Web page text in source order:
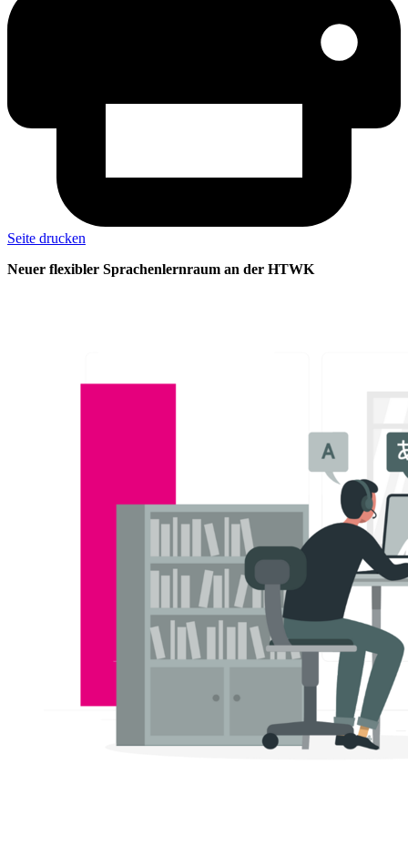
Seite drucken
Neuer flexibler Sprachenlernraum an der HTWK